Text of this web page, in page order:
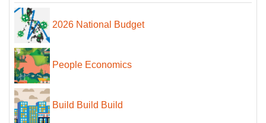
2026 National Budget
People Economics
Build Build Build